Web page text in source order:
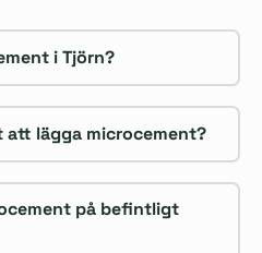
i Tjörn?
att lägga microcement?
på befintligt